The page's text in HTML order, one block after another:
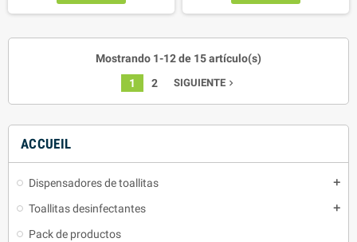
ACCUEIL
Dispensadores de toallitas add
Toallitas desinfectantes add
Pack de productos
Mostrando 1-12 de 15 artículo(s)
1
2 SIGUIENTEnavigate_next